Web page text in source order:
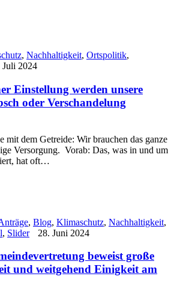
, Nachhaltigkeit, Ortspolitik,
Juli 2024
Einstellung werden unsere
oder Verschandelung
mit dem Getreide: Wir brauchen das ganze
Versorgung. Vorab: Das, was in und um
hat oft…
, Blog, Klimaschutz, Nachhaltigkeit,
, Slider 28. Juni 2024
beweist große
und weitgehend Einigkeit am